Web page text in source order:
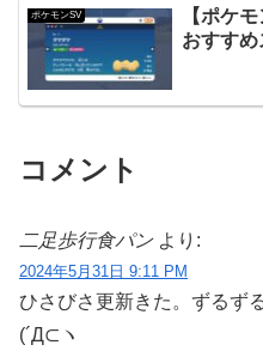
ポケモンSV
【ポケ
おすすめ
コメント
二足歩行食パン より:
2024年5月31日 9:11 PM
ひさびさ更新きた。ずるず
(´Д⊂ヽ